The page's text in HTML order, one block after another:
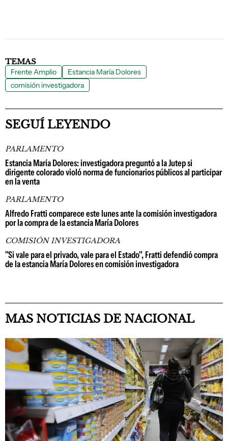
TEMAS
Frente Amplio
Estancia María Dolores
comisión investigadora
SEGUÍ LEYENDO
PARLAMENTO
Estancia María Dolores: investigadora preguntó a la Jutep si
dirigente colorado violó norma de funcionarios públicos al participar
en la venta
PARLAMENTO
Alfredo Fratti comparece este lunes ante la comisión investigadora
por la compra de la estancia María Dolores
COMISIÓN INVESTIGADORA
"Si vale para el privado, vale para el Estado", Fratti defendió compra
de la estancia María Dolores en comisión investigadora
MAS NOTICIAS DE NACIONAL